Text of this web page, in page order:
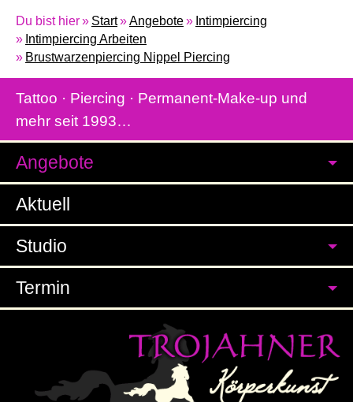
Du bist hier Start Angebote
Intimpiercing
Intimpiercing Arbeiten
Brustwarzenpiercing Nippel Piercing
Tattoo · Piercing · Permanent-Make-up und
mehr seit 1993…
Angebote
Aktuell
Studio
Termin